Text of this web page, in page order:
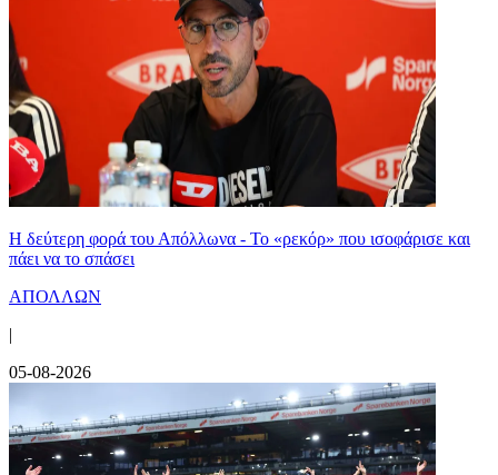
Η δεύτερη φορά του Απόλλωνα - Το «ρεκόρ» που ισοφάρισε και
πάει να το σπάσει
ΑΠΟΛΛΩΝ
|
05-08-2026